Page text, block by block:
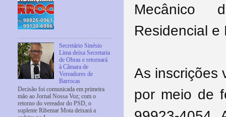
Mecânico
Residencial e
As inscrições
por meio de
Secretário Sinésio
Lima deixa Secretaria
de Obras e retornará
à Câmara de
Vereadores de
Barrocas
Decisão foi comunicada em primeira
mão ao Jornal Nossa Voz; com o
retorno do vereador do PSD, o
suplente Ribemar Mota deixará a